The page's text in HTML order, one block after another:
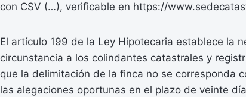
con CSV (…), verificable en https://
El artículo 199 de la Ley Hipotecaria establece la
circunstancia a los colindantes catastrales y
que la delimitación de la finca no se corresponda
las alegaciones oportunas en el plazo de veinte